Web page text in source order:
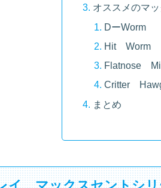
オススメのマ
DーWorm
Hit Worm
Flatnose
Critter
まとめ